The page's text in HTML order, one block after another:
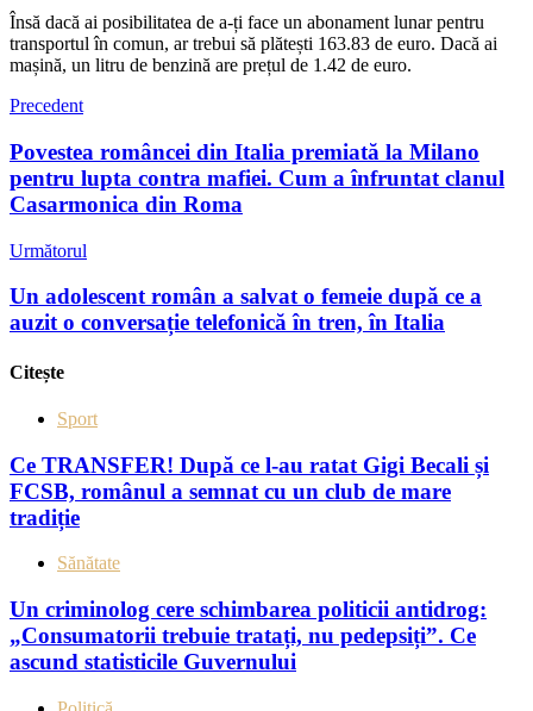
Însă dacă ai posibilitatea de a-ți face un abonament lunar pentru
transportul în comun, ar trebui să plătești 163.83 de euro. Dacă ai
mașină, un litru de benzină are prețul de 1.42 de euro.
Precedent
Povestea româncei din Italia premiată la Milano
pentru lupta contra mafiei. Cum a înfruntat clanul
Casarmonica din Roma
Următorul
Un adolescent român a salvat o femeie după ce a
auzit o conversație telefonică în tren, în Italia
Citește
Sport
Ce TRANSFER! După ce l-au ratat Gigi Becali și
FCSB, românul a semnat cu un club de mare
tradiție
Sănătate
Un criminolog cere schimbarea politicii antidrog:
„Consumatorii trebuie tratați, nu pedepsiți”. Ce
ascund statisticile Guvernului